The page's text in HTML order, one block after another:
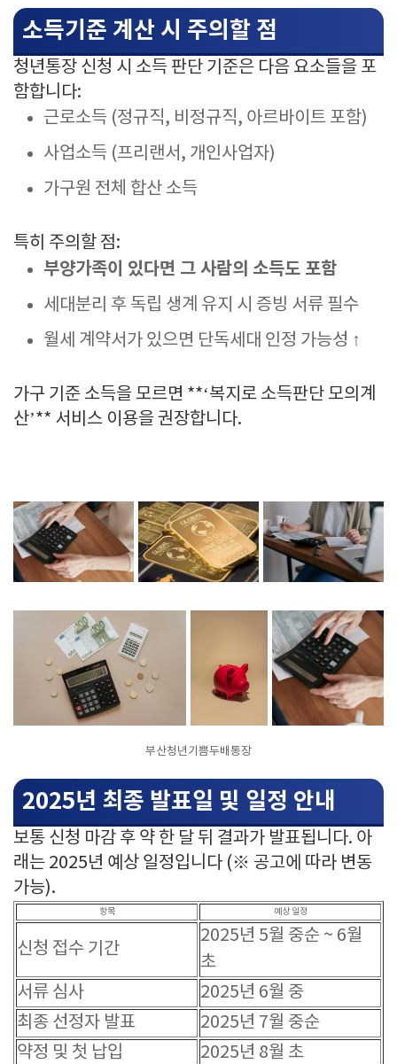
소득기준 계산 시 주의할 점
청년통장 신청 시 소득 판단 기준은 다음 요소들을 포
함합니다:
근로소득 (정규직, 비정규직, 아르바이트 포함)
사업소득 (프리랜서, 개인사업자)
가구원 전체 합산 소득
특히 주의할 점:
부양가족이 있다면 그 사람의 소득도 포함
세대분리 후 독립 생계 유지 시 증빙 서류 필수
월세 계약서가 있으면 단독세대 인정 가능성 ↑
가구 기준 소득을 모르면 **‘복지로 소득판단 모의계
산’** 서비스 이용을 권장합니다.
부산청년기쁨두배통장
2025년 최종 발표일 및 일정 안내
보통 신청 마감 후 약 한 달 뒤 결과가 발표됩니다. 아
래는 2025년 예상 일정입니다 (※ 공고에 따라 변동
가능).
항목 예상 일정
신청 접수 기간
2025년 5월 중순 ~ 6월
초
서류 심사
2025년 6월 중
최종 선정자 발표
2025년 7월 중순
약정 및 첫 납입
2025년 8월 초